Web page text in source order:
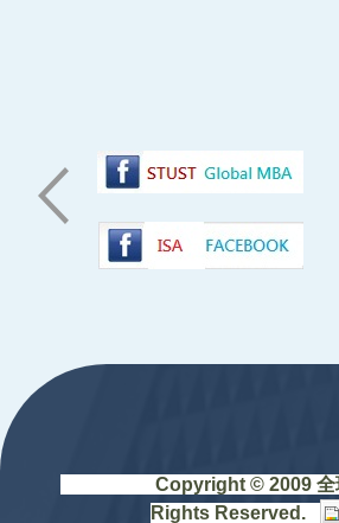
Copyright © 2009 全球經
Rights Reserved.